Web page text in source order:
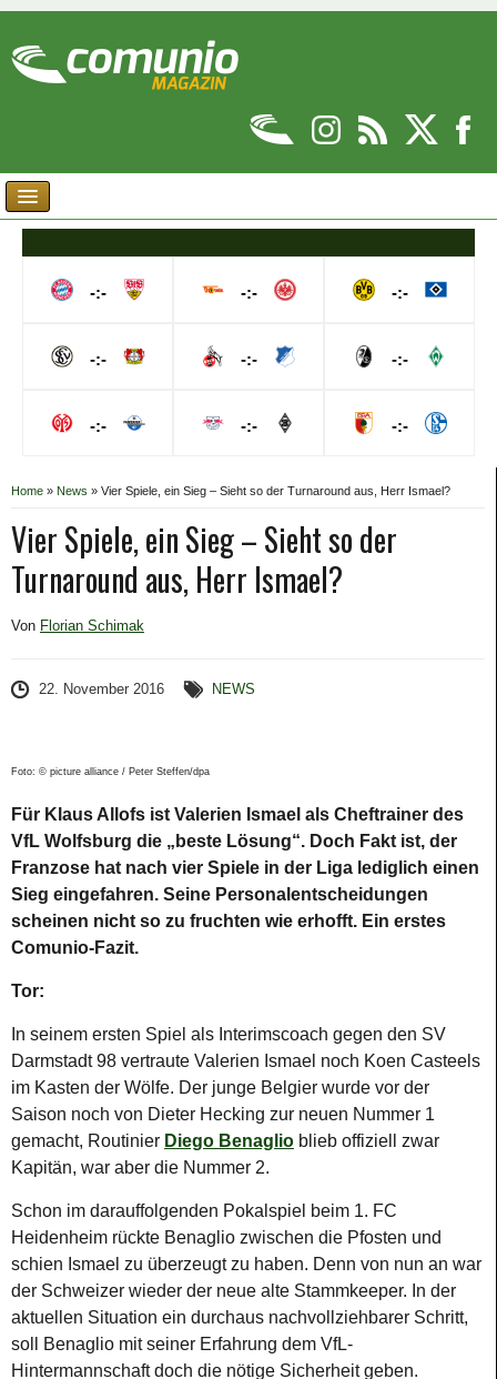
-:-
-:-
-:-
-:-
-:-
-:-
-:-
-:-
-:-
Home » News » Vier Spiele, ein Sieg – Sieht so der Turnaround aus, Herr Ismael?
Vier Spiele, ein Sieg – Sieht so der
Turnaround aus, Herr Ismael?
Von Florian Schimak
22. November 2016 NEWS
Foto: © picture alliance / Peter Steffen/dpa
Für Klaus Allofs ist Valerien Ismael als Cheftrainer des
VfL Wolfsburg die „beste Lösung“. Doch Fakt ist, der
Franzose hat nach vier Spiele in der Liga lediglich einen
Sieg eingefahren. Seine Personalentscheidungen
scheinen nicht so zu fruchten wie erhofft. Ein erstes
Comunio-Fazit.
Tor:
In seinem ersten Spiel als Interimscoach gegen den SV
Darmstadt 98 vertraute Valerien Ismael noch Koen Casteels
im Kasten der Wölfe. Der junge Belgier wurde vor der
Saison noch von Dieter Hecking zur neuen Nummer 1
gemacht, Routinier Diego Benaglio blieb offiziell zwar
Kapitän, war aber die Nummer 2.
Schon im darauffolgenden Pokalspiel beim 1. FC
Heidenheim rückte Benaglio zwischen die Pfosten und
schien Ismael zu überzeugt zu haben. Denn von nun an war
der Schweizer wieder der neue alte Stammkeeper. In der
aktuellen Situation ein durchaus nachvollziehbarer Schritt,
soll Benaglio mit seiner Erfahrung dem VfL-
Hintermannschaft doch die nötige Sicherheit geben.